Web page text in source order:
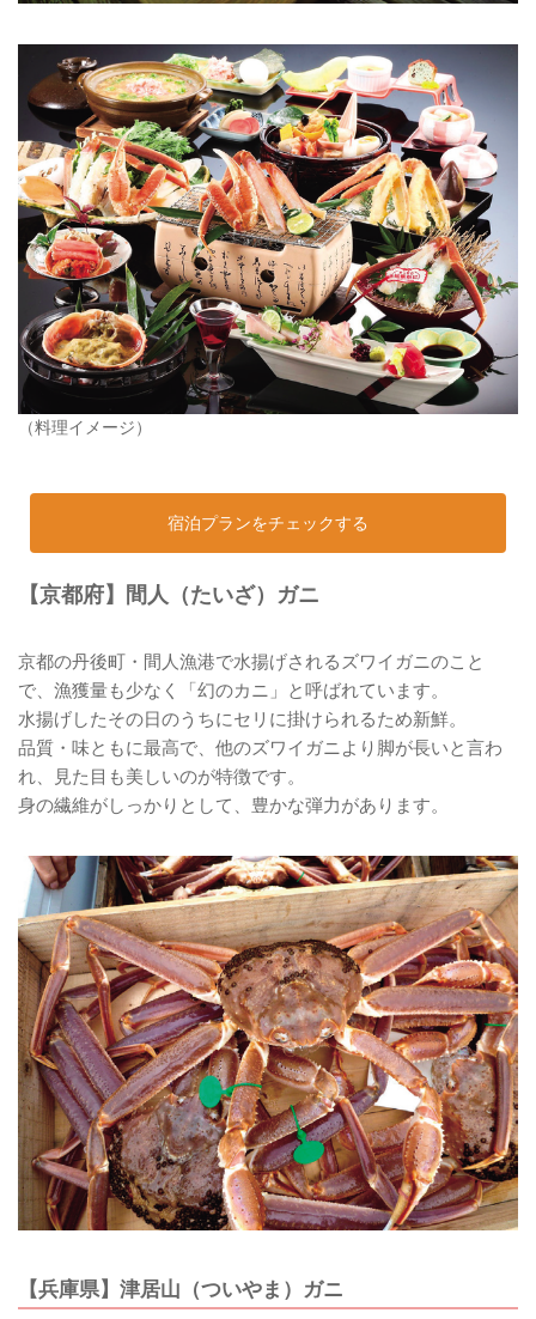
（料理イメージ）
宿泊プランをチェックする
【京都府】間人（たいざ）ガニ
京都の丹後町・間人漁港で水揚げされるズワイガニのこと
で、漁獲量も少なく「幻のカニ」と呼ばれています。
水揚げしたその日のうちにセリに掛けられるため新鮮。
品質・味ともに最高で、他のズワイガニより脚が長いと言わ
れ、見た目も美しいのが特徴です。
身の繊維がしっかりとして、豊かな弾力があります。
【兵庫県】津居山（ついやま）ガニ